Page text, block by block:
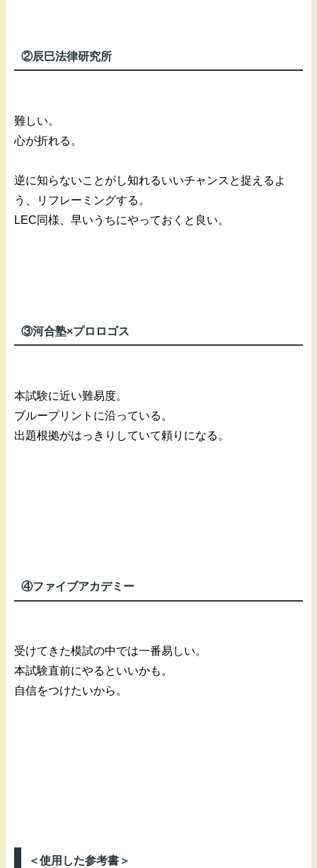
②辰巳法律研究所
難しい。
心が折れる。
逆に知らないことがし知れるいいチャンスと捉えるよ
う、リフレーミングする。
LEC同様、早いうちにやっておくと良い。
③河合塾×プロロゴス
本試験に近い難易度。
ブループリントに沿っている。
出題根拠がはっきりしていて頼りになる。
④ファイブアカデミー
受けてきた模試の中では一番易しい。
本試験直前にやるといいかも。
自信をつけたいから。
＜使用した参考書＞